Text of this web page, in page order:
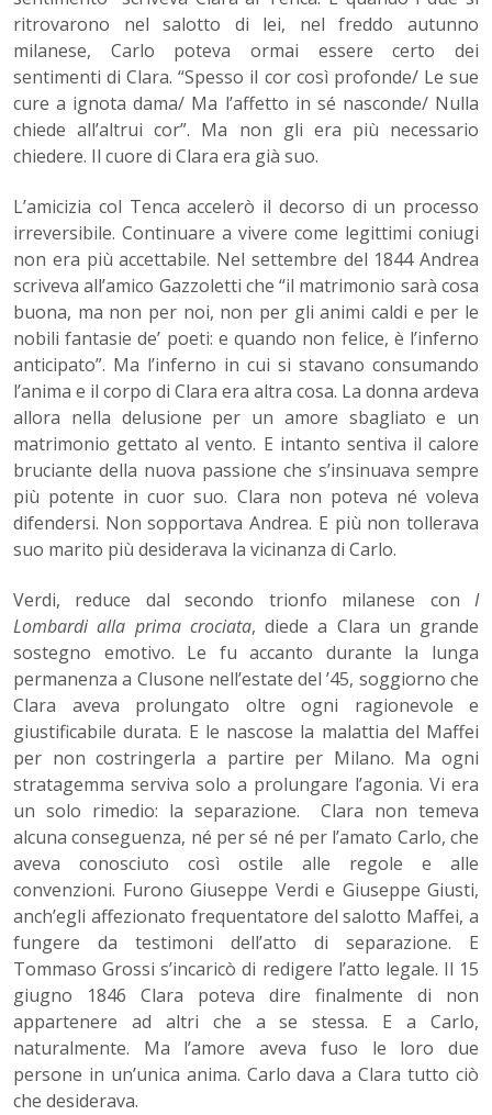
ritrovarono nel salotto di lei, nel freddo autunno
milanese, Carlo poteva ormai essere certo dei
sentimenti di Clara. “Spesso il cor così profonde/ Le sue
cure a ignota dama/ Ma l’affetto in sé nasconde/ Nulla
chiede all’altrui cor”. Ma non gli era più necessario
chiedere. Il cuore di Clara era già suo.
L’amicizia col Tenca accelerò il decorso di un processo
irreversibile. Continuare a vivere come legittimi coniugi
non era più accettabile. Nel settembre del 1844 Andrea
scriveva all’amico Gazzoletti che “il matrimonio sarà cosa
buona, ma non per noi, non per gli animi caldi e per le
nobili fantasie de’ poeti: e quando non felice, è l’inferno
anticipato”. Ma l’inferno in cui si stavano consumando
l’anima e il corpo di Clara era altra cosa. La donna ardeva
allora nella delusione per un amore sbagliato e un
matrimonio gettato al vento. E intanto sentiva il calore
bruciante della nuova passione che s’insinuava sempre
più potente in cuor suo. Clara non poteva né voleva
difendersi. Non sopportava Andrea. E più non tollerava
suo marito più desiderava la vicinanza di Carlo.
Verdi, reduce dal secondo trionfo milanese con I
Lombardi alla prima crociata, diede a Clara un grande
sostegno emotivo. Le fu accanto durante la lunga
permanenza a Clusone nell’estate del ’45, soggiorno che
Clara aveva prolungato oltre ogni ragionevole e
giustificabile durata. E le nascose la malattia del Maffei
per non costringerla a partire per Milano. Ma ogni
stratagemma serviva solo a prolungare l’agonia. Vi era
un solo rimedio: la separazione. Clara non temeva
alcuna conseguenza, né per sé né per l’amato Carlo, che
aveva conosciuto così ostile alle regole e alle
convenzioni. Furono Giuseppe Verdi e Giuseppe Giusti,
anch’egli affezionato frequentatore del salotto Maffei, a
fungere da testimoni dell’atto di separazione. E
Tommaso Grossi s’incaricò di redigere l’atto legale. Il 15
giugno 1846 Clara poteva dire finalmente di non
appartenere ad altri che a se stessa. E a Carlo,
naturalmente. Ma l’amore aveva fuso le loro due
persone in un’unica anima. Carlo dava a Clara tutto ciò
che desiderava.